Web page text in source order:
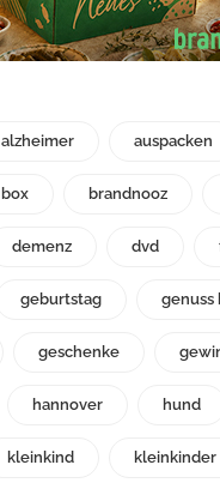
alzheimer auspacken
box brandnooz
demenz dvd
geburtstag genuss
geschenke
hannover hund
kleinkind kleinkinder